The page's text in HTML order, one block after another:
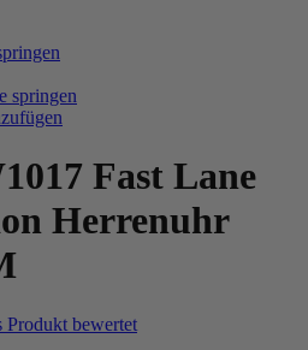
springen
Fast Lane
Herrenuhr
Produkt bewertet